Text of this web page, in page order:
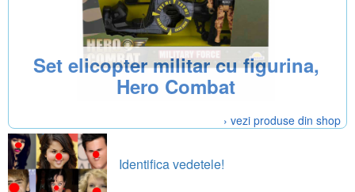
Set elicopter militar cu figurina,
Hero Combat
› vezi produse din shop
Identifica vedetele!